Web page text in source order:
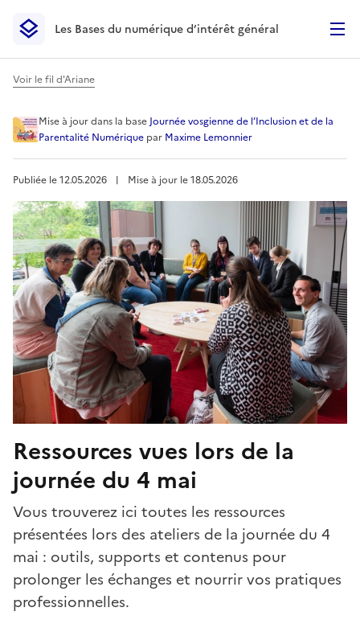
Les Bases du numérique d’intérêt général- Retour à la
Les Bases du numérique d’intérêt général
Voir le fil d'Ariane
Ressources vues lors de la
Mise à jourdans la baseJournée vosgienne de l’Inclusion et de la
Parentalité Numérique par Maxime Lemonnier
Publiée le12.05.2026 ︱ Mise à jour le18.05.2026
Ressources vues lors de la
journée du 4 mai
Vous trouverez ici toutes les ressources
présentées lors des ateliers de la journée du 4
mai : outils, supports et contenus pour
prolonger les échanges et nourrir vos pratiques
professionnelles.